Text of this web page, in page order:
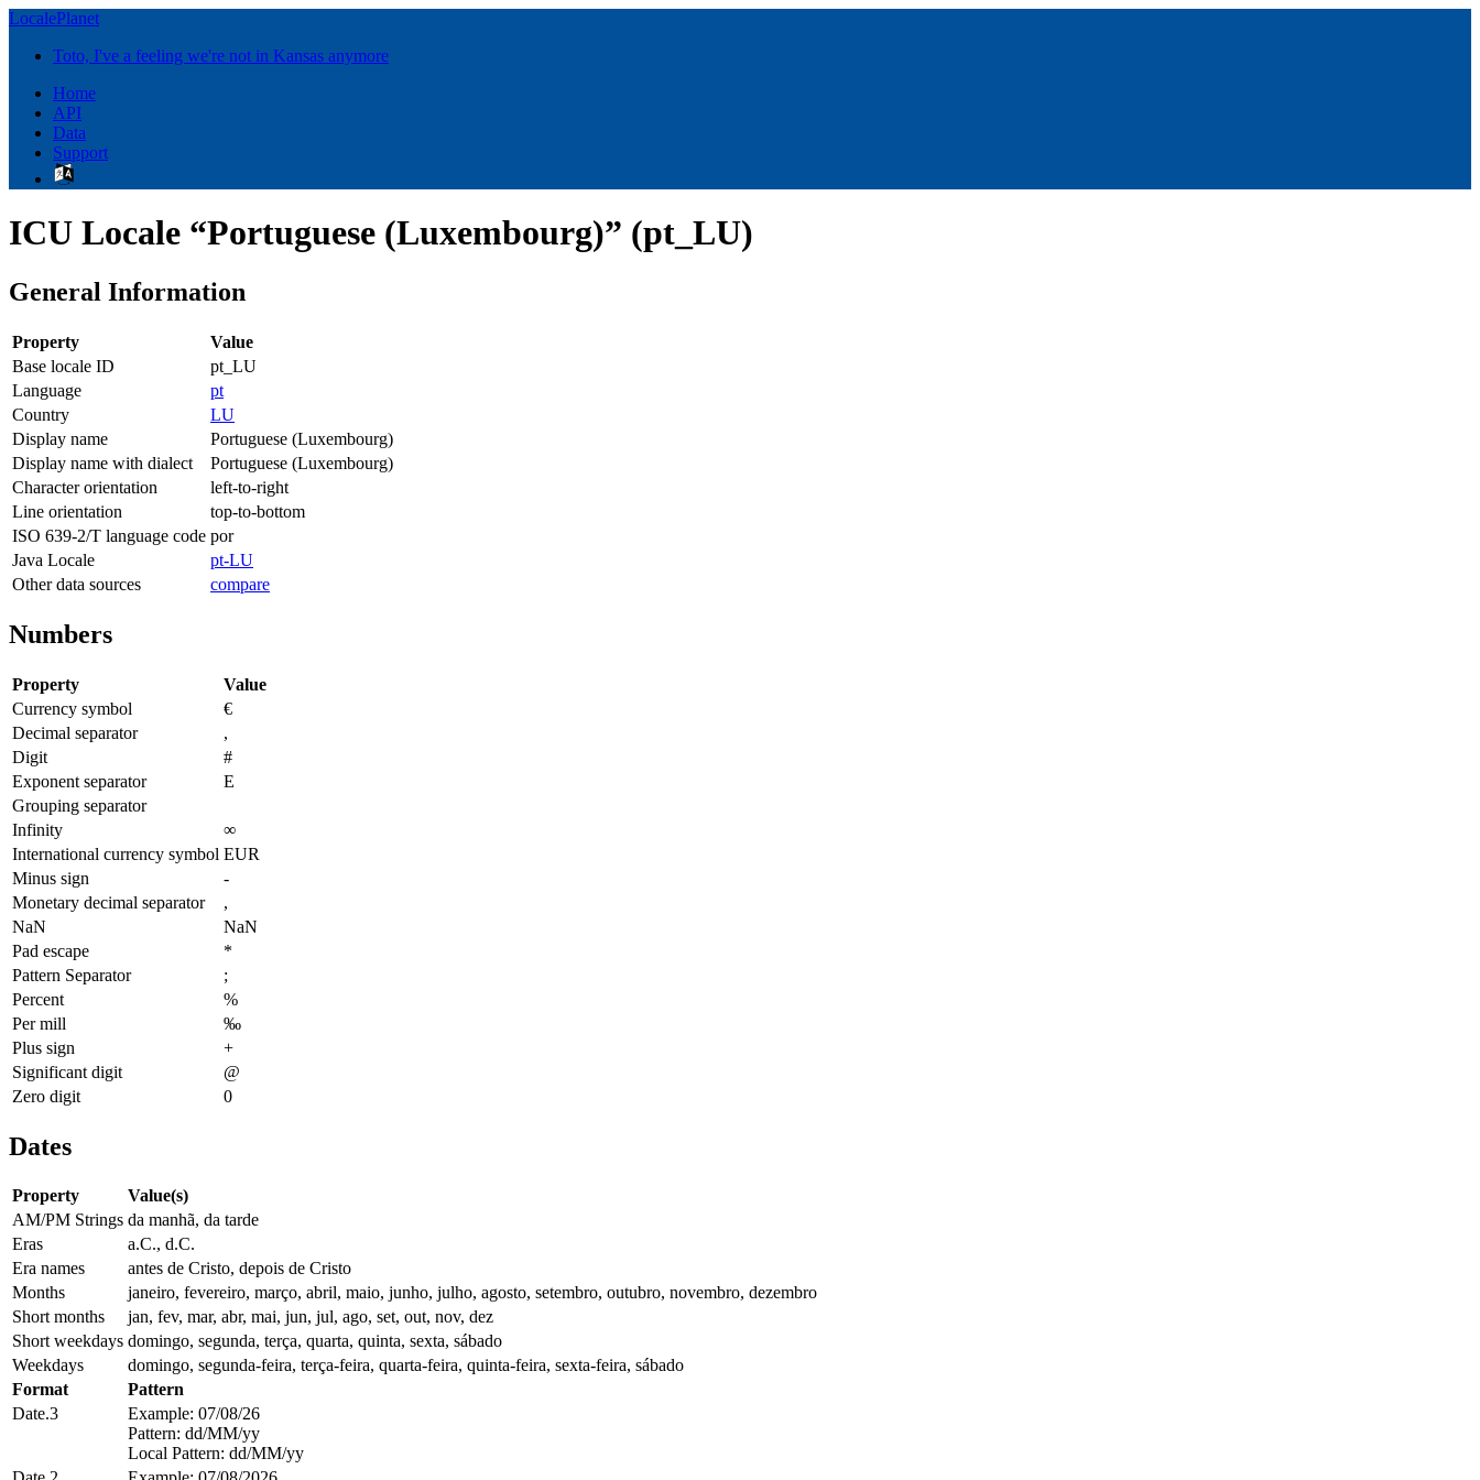
LocalePlanet
Toto, I've a feeling we're not in Kansas anymore
Home
API
Data
Support
ICU Locale “Portuguese (Luxembourg)” (pt_LU)
General Information
Property
Value
Base locale ID
pt_LU
Language
pt
Country
LU
Display name
Portuguese (Luxembourg)
Display name with dialect
Portuguese (Luxembourg)
Character orientation
left-to-right
Line orientation
top-to-bottom
ISO 639-2/T language code por
Java Locale
pt-LU
Other data sources
compare
Numbers
Property
Value
Currency symbol
€
Decimal separator
,
Digit
#
Exponent separator
E
Grouping separator
Infinity
∞
International currency symbol EUR
Minus sign
-
Monetary decimal separator
,
NaN
NaN
Pad escape
*
Pattern Separator
;
Percent
%
Per mill
‰
Plus sign
+
Significant digit
@
Zero digit
0
Dates
Property
Value(s)
AM/PM Strings da manhã, da tarde
Eras
a.C., d.C.
Era names
antes de Cristo, depois de Cristo
Months
janeiro, fevereiro, março, abril, maio, junho, julho, agosto, setembro, outubro, novembro, dezembro
Short months
jan, fev, mar, abr, mai, jun, jul, ago, set, out, nov, dez
Short weekdays domingo, segunda, terça, quarta, quinta, sexta, sábado
Weekdays
domingo, segunda-feira, terça-feira, quarta-feira, quinta-feira, sexta-feira, sábado
Format
Pattern
Date.3
Example: 07/08/26
Pattern: dd/MM/yy
Local Pattern: dd/MM/yy